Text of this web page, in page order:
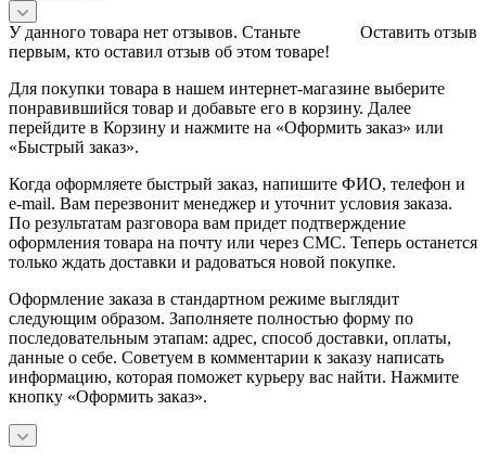
Оставить отзыв
У данного товара нет отзывов. Станьте
первым, кто оставил отзыв об этом товаре!
Для покупки товара в нашем интернет-магазине выберите
понравившийся товар и добавьте его в корзину. Далее
перейдите в Корзину и нажмите на «Оформить заказ» или
«Быстрый заказ».
Когда оформляете быстрый заказ, напишите ФИО, телефон и
e-mail. Вам перезвонит менеджер и уточнит условия заказа.
По результатам разговора вам придет подтверждение
оформления товара на почту или через СМС. Теперь останется
только ждать доставки и радоваться новой покупке.
Оформление заказа в стандартном режиме выглядит
следующим образом. Заполняете полностью форму по
последовательным этапам: адрес, способ доставки, оплаты,
данные о себе. Советуем в комментарии к заказу написать
информацию, которая поможет курьеру вас найти. Нажмите
кнопку «Оформить заказ».